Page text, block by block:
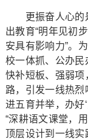
更振奋人心的是
出教育“明年见初
安具有影响力”。
校一体抓、公办民
快补短板、强弱项
路，引发一线热
进五育并举，办好
“深耕语文课堂，
顶层设计到一线实